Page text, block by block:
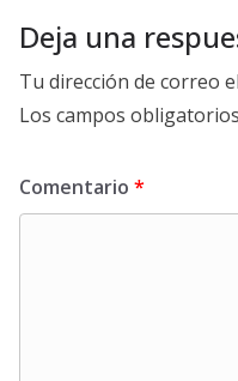
Deja una
Tu dirección de correo
Los campos
Comentario *